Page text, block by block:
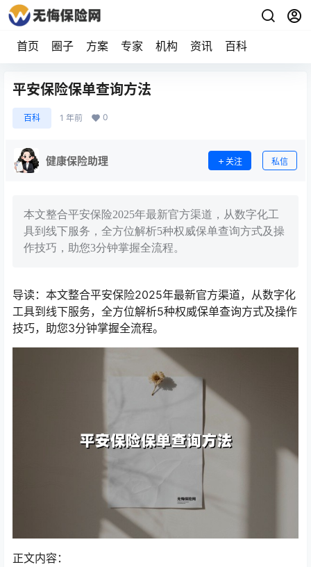
首页 圈子 方案 专家 机构 资讯 百科
平安保险保单查询方法
百科 1 年前 0
健康保险助理 关注 私信
本文整合平安保险2025年最新官方渠道，从数字化工
具到线下服务，全方位解析5种权威保单查询方式及操
作技巧，助您3分钟掌握全流程。
导读：本文整合平安保险2025年最新官方渠道，从数字化
工具到线下服务，全方位解析5种权威保单查询方式及操作
技巧，助您3分钟掌握全流程。
正文内容：